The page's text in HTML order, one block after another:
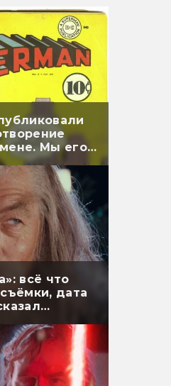
Мы его
всё что
дата